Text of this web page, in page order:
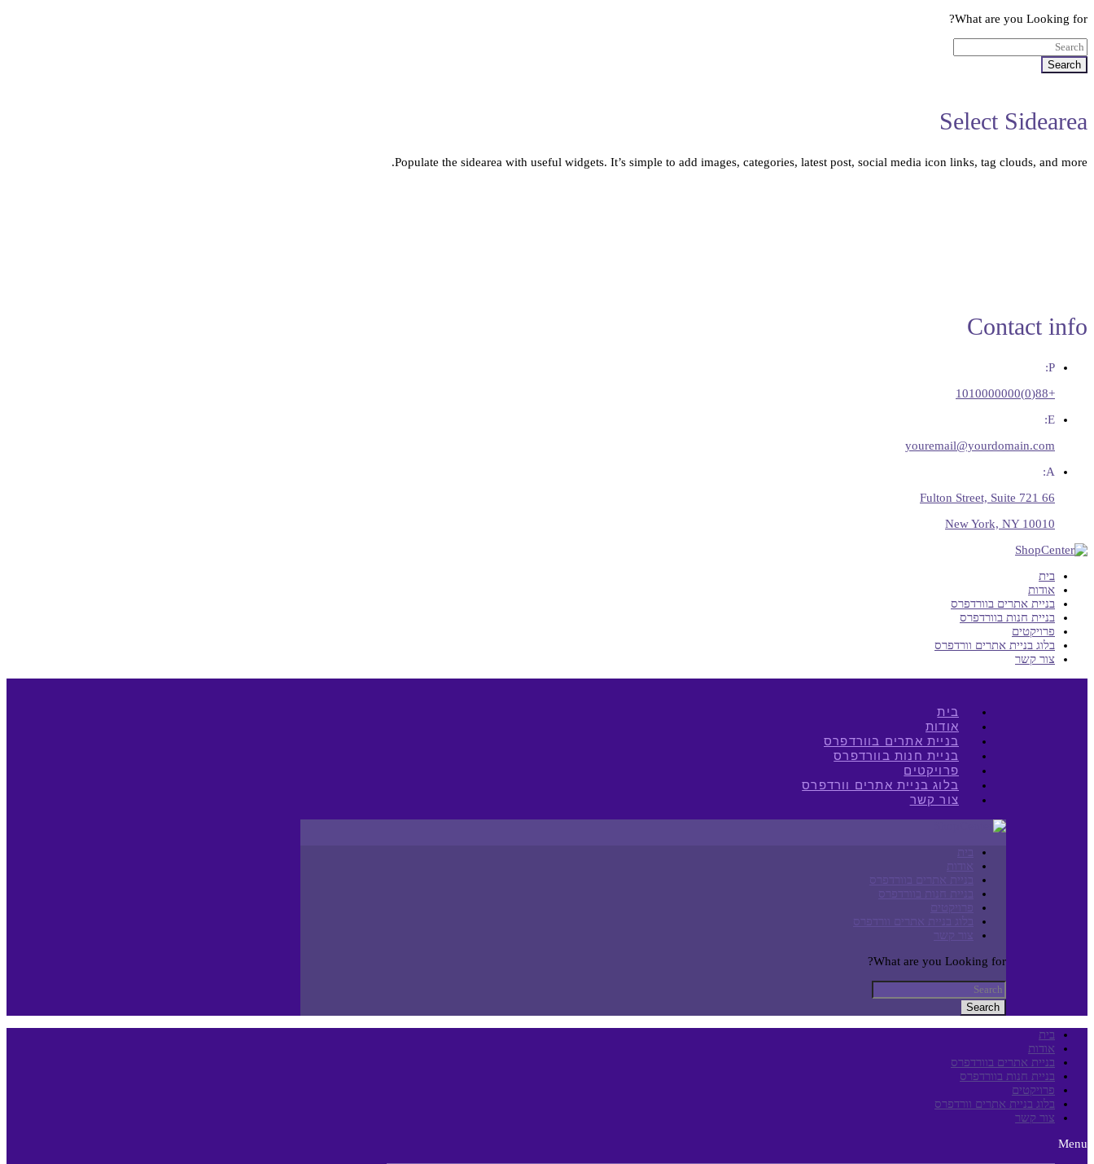
What are you Looking for?
Search
Select Sidearea
Populate the sidearea with useful widgets. It’s simple to add images, categories, latest post, social media icon links, tag clouds, and more.
Contact info
P:
+88(0)1010000000
E:
youremail@yourdomain.com
A:
66 Fulton Street, Suite 721
New York, NY 10010
בית
אודות
בניית אתרים בוורדפרס
בניית חנות בוורדפרס
פרויקטים
בלוג בניית אתרים וורדפרס
צור קשר
בית
אודות
בניית אתרים בוורדפרס
בניית חנות בוורדפרס
פרויקטים
בלוג בניית אתרים וורדפרס
צור קשר
בית
אודות
בניית אתרים בוורדפרס
בניית חנות בוורדפרס
פרויקטים
בלוג בניית אתרים וורדפרס
צור קשר
What are you Looking for?
Search
בית
אודות
בניית אתרים בוורדפרס
בניית חנות בוורדפרס
פרויקטים
בלוג בניית אתרים וורדפרס
צור קשר
Menu